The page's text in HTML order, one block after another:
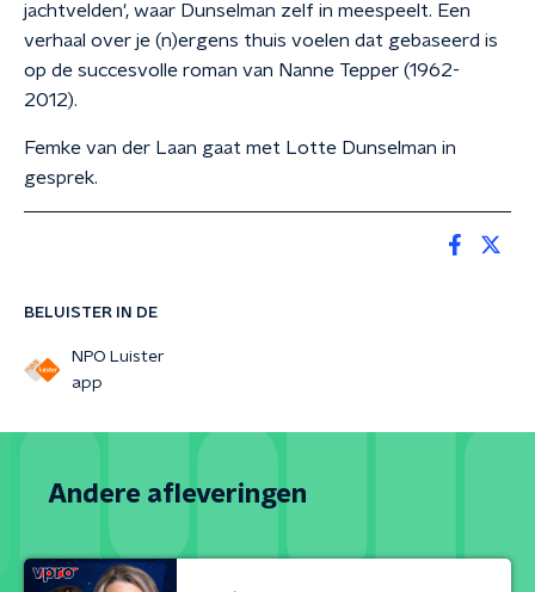
BELUISTER IN DE
NPO Luister
app
jachtvelden', waar Dunselman zelf in meespeelt. Een
verhaal over je (n)ergens thuis voelen dat gebaseerd is
op de succesvolle roman van Nanne Tepper (1962-
2012).
Femke van der Laan gaat met Lotte Dunselman in
gesprek.
Andere afleveringen